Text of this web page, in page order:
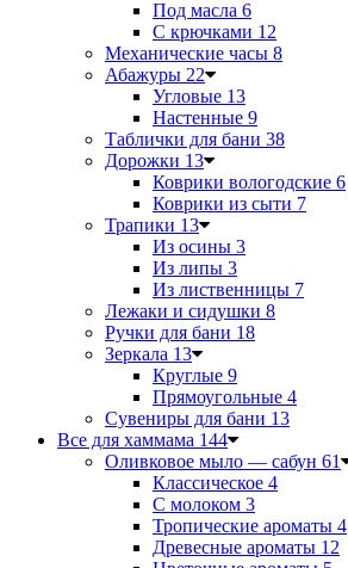
Под масла 6
С крючками 12
Механические часы 8
Абажуры 22
Угловые 13
Настенные 9
Таблички для бани 38
Дорожки 13
Коврики вологодские 6
Коврики из сыти 7
Трапики 13
Из осины 3
Из липы 3
Из лиственницы 7
Лежаки и сидушки 8
Ручки для бани 18
Зеркала 13
Круглые 9
Прямоугольные 4
Сувениры для бани 13
Все для хаммама 144
Оливковое мыло — сабун 61
Классическое 4
С молоком 3
Тропические ароматы 4
Древесные ароматы 12